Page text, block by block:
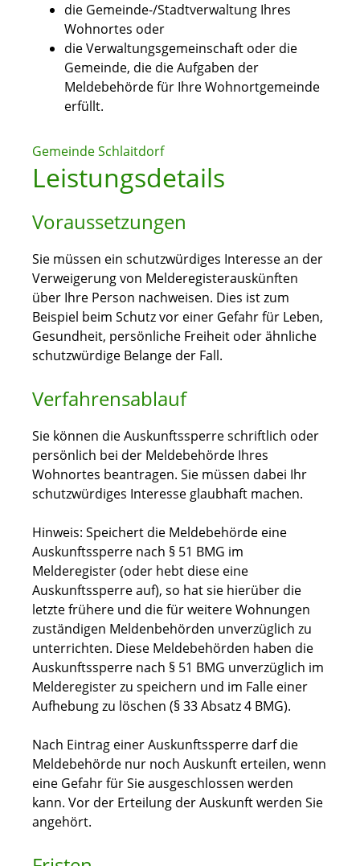
die Gemeinde-/Stadtverwaltung Ihres
Wohnortes oder
die Verwaltungsgemeinschaft oder die
Gemeinde, die die Aufgaben der
Meldebehörde für Ihre Wohnortgemeinde
erfüllt.
Gemeinde Schlaitdorf
Leistungsdetails
Voraussetzungen
Sie müssen ein schutzwürdiges Interesse an der
Verweigerung von Melderegisterauskünften
über Ihre Person nachweisen. Dies ist zum
Beispiel beim Schutz vor einer Gefahr für Leben,
Gesundheit, persönliche Freiheit oder ähnliche
schutzwürdige Belange der Fall.
Verfahrensablauf
Sie können die Auskunftssperre schriftlich oder
persönlich bei der Meldebehörde Ihres
Wohnortes beantragen. Sie müssen dabei Ihr
schutzwürdiges Interesse glaubhaft machen.
Hinweis: Speichert die Meldebehörde eine
Auskunftssperre nach § 51 BMG im
Melderegister (oder hebt diese eine
Auskunftssperre auf), so hat sie hierüber die
letzte frühere und die für weitere Wohnungen
zuständigen Meldenbehörden unverzüglich zu
unterrichten. Diese Meldebehörden haben die
Auskunftssperre nach § 51 BMG unverzüglich im
Melderegister zu speichern und im Falle einer
Aufhebung zu löschen (§ 33 Absatz 4 BMG).
Nach Eintrag einer Auskunftssperre darf die
Meldebehörde nur noch Auskunft erteilen, wenn
eine Gefahr für Sie ausgeschlossen werden
kann. Vor der Erteilung der Auskunft werden Sie
angehört.